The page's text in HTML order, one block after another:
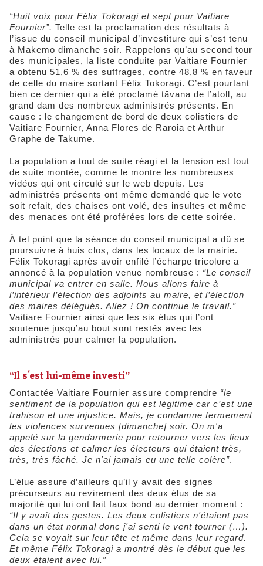
“Huit voix pour Félix Tokoragi et sept pour Vaitiare
Fournier”. Telle est la proclamation des résultats à
l’issue du conseil municipal d’investiture qui s’est tenu
à Makemo dimanche soir. Rappelons qu’au second tour
des municipales, la liste conduite par Vaitiare Fournier
a obtenu 51,6 % des suffrages, contre 48,8 % en faveur
de celle du maire sortant Félix Tokoragi. C’est pourtant
bien ce dernier qui a été proclamé tāvana de l’atoll, au
grand dam des nombreux administrés présents. En
cause : le changement de bord de deux colistiers de
Vaitiare Fournier, Anna Flores de Raroia et Arthur
Graphe de Takume.
La population a tout de suite réagi et la tension est tout
de suite montée, comme le montre les nombreuses
vidéos qui ont circulé sur le web depuis. Les
administrés présents ont même demandé que le vote
soit refait, des chaises ont volé, des insultes et même
des menaces ont été proférées lors de cette soirée.
À tel point que la séance du conseil municipal a dû se
poursuivre à huis clos, dans les locaux de la mairie.
Félix Tokoragi après avoir enfilé l’écharpe tricolore a
annoncé à la population venue nombreuse : “Le conseil
municipal va entrer en salle. Nous allons faire à
l’intérieur l’élection des adjoints au maire, et l’élection
des maires délégués. Allez ! On continue le travail.”
Vaitiare Fournier ainsi que les six élus qui l’ont
soutenue jusqu’au bout sont restés avec les
administrés pour calmer la population.
“Il s'est lui-même investi”
Contactée Vaitiare Fournier assure comprendre “le
sentiment de la population qui est légitime car c’est une
trahison et une injustice. Mais, je condamne fermement
les violences survenues [dimanche] soir. On m'a
appelé sur la gendarmerie pour retourner vers les lieux
des élections et calmer les électeurs qui étaient très,
très, très fâché. Je n'ai jamais eu une telle colère”.
L’élue assure d’ailleurs qu’il y avait des signes
précurseurs au revirement des deux élus de sa
majorité qui lui ont fait faux bond au dernier moment :
“Il y avait des gestes. Les deux colistiers n'étaient pas
dans un état normal donc j'ai senti le vent tourner (…).
Cela se voyait sur leur tête et même dans leur regard.
Et même Félix Tokoragi a montré dès le début que les
deux étaient avec lui.”